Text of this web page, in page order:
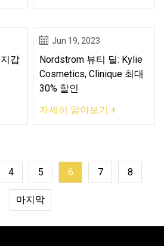
갑
Jun 19, 2023
Nordstrom 뷰티 딜: Kylie
Cosmetics, Clinique 최대
30% 할인
자세히 알아보기 +
4 5 6 7 8
마지막